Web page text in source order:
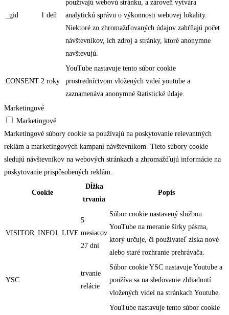
_gid 1 deň
používajú webovú stránku, a zároveň vytvára
analytickú správu o výkonnosti webovej lokality.
Niektoré zo zhromažďovaných údajov zahŕňajú počet
návštevníkov, ich zdroj a stránky, ktoré anonymne
navštevujú.
CONSENT 2 roky
YouTube nastavuje tento súbor cookie
prostredníctvom vložených videí youtube a
zaznamenáva anonymné štatistické údaje.
Marketingové
Marketingové
Marketingové súbory cookie sa používajú na poskytovanie relevantných
reklám a marketingových kampaní návštevníkom. Tieto súbory cookie
sledujú návštevníkov na webových stránkach a zhromažďujú informácie na
poskytovanie prispôsobených reklám.
Cookie
Dĺžka
trvania
Popis
VISITOR_INFO1_LIVE
5
mesiacov
27 dní
Súbor cookie nastavený službou
YouTube na meranie šírky pásma,
ktorý určuje, či používateľ získa nové
alebo staré rozhranie prehrávača.
YSC
trvanie
relácie
Súbor cookie YSC nastavuje Youtube a
používa sa na sledovanie zhliadnutí
vložených videí na stránkach Youtube.
YouTube nastavuje tento súbor cookie